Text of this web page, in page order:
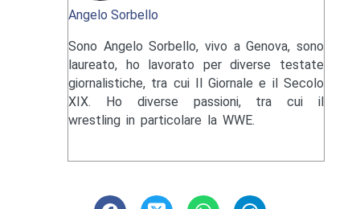
Angelo Sorbello
Sono Angelo Sorbello, vivo a Genova, sono
laureato, ho lavorato per diverse testate
giornalistiche, tra cui Il Giornale e il Secolo
XIX. Ho diverse passioni, tra cui il
wrestling in particolare la WWE.